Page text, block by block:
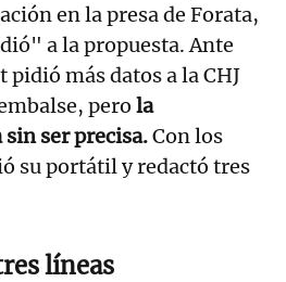
en la presa de Forata,
a la propuesta. Ante
pidió más datos a la CHJ
pero la
ser precisa.Con los
su portátil y redactó tres
líneas